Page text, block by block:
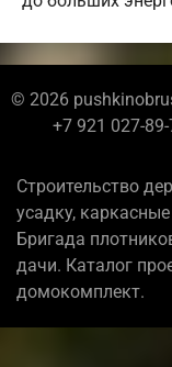
© 2026
+7 921 027-
Строительство
усадку,
Бригада
дачи. Каталог
домокомплект.